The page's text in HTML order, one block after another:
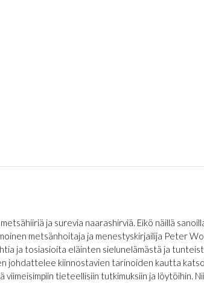
ja surevia naarashirviä. Eikö näillä
metsänhoitaja ja menestyskirjailija Peter
ja tosiasioita eläinten sielunelämästä ja
johdattelee kiinnostavien tarinoiden kautta
tieteellisiin tutkimuksiin ja löytöihin.